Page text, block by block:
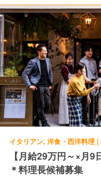
【月給29万円～×月
＊料理長候補募集